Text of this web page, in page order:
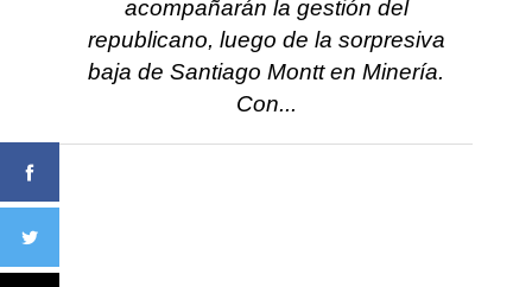
acompañarán la gestión del
republicano, luego de la sorpresiva
baja de Santiago Montt en Minería.
Con...